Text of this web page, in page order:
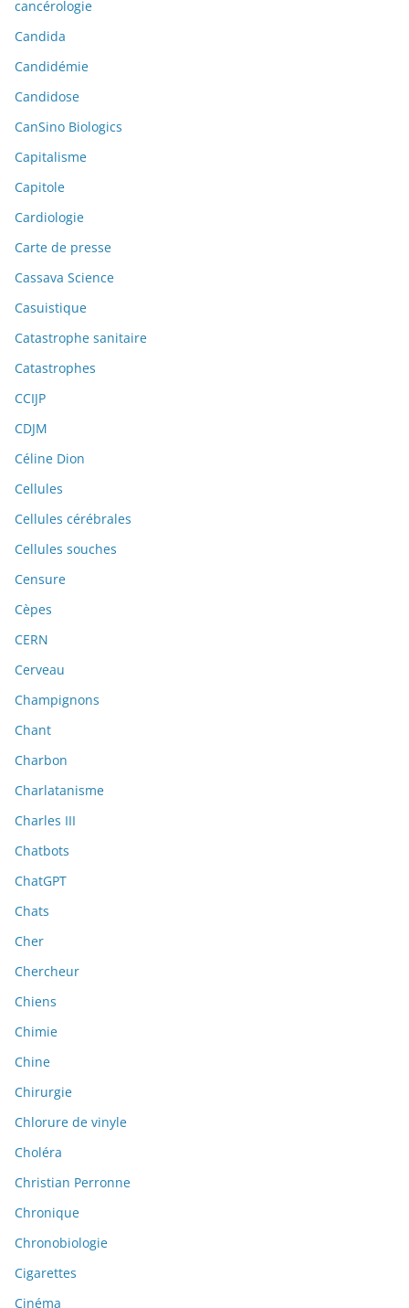
cancérologie
Candida
Candidémie
Candidose
CanSino Biologics
Capitalisme
Capitole
Cardiologie
Carte de presse
Cassava Science
Casuistique
Catastrophe sanitaire
Catastrophes
CCIJP
CDJM
Céline Dion
Cellules
Cellules cérébrales
Cellules souches
Censure
Cèpes
CERN
Cerveau
Champignons
Chant
Charbon
Charlatanisme
Charles III
Chatbots
ChatGPT
Chats
Cher
Chercheur
Chiens
Chimie
Chine
Chirurgie
Chlorure de vinyle
Choléra
Christian Perronne
Chronique
Chronobiologie
Cigarettes
Cinéma